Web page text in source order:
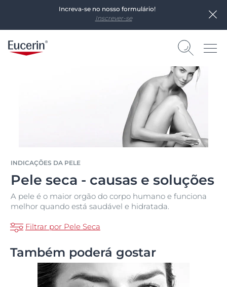
Increva-se no nosso formulário!
Inscrever-se
INDICAÇÕES DA PELE
Pele seca - causas e soluções
A pele é o maior orgão do corpo humano e funciona
melhor quando está saudável e hidratada.
Filtrar por Pele Seca
Também poderá gostar